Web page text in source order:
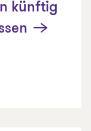
künftig